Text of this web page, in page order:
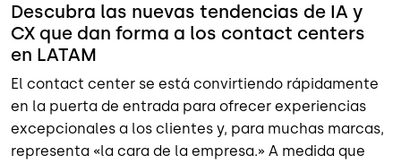
Descubra las nuevas tendencias de IA y
CX que dan forma a los contact centers
en LATAM
El contact center se está convirtiendo rápidamente
en la puerta de entrada para ofrecer experiencias
excepcionales a los clientes y, para muchas marcas,
representa «la cara de la empresa.» A medida que